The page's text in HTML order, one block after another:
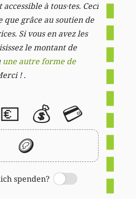
accessible à tous·tes. Ceci
que grâce au soutien de
Si vous en avez les
le montant de
une autre forme de
! .
💶 💰 💳
🪙
spenden?
Switch